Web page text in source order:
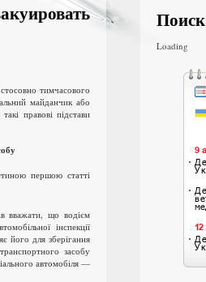
тимчасового
майданчик або
правові підстави
першою статті
вважати, що водієм
інспекції
його для зберігання
засобу
автомобіля —
Поиск
Loading